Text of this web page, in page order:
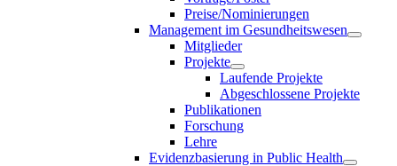
Preise/Nominierungen
Management im Gesundheitswesen
Mitglieder
Projekte
Laufende Projekte
Abgeschlossene Projekte
Publikationen
Forschung
Lehre
Evidenzbasierung in Public Health